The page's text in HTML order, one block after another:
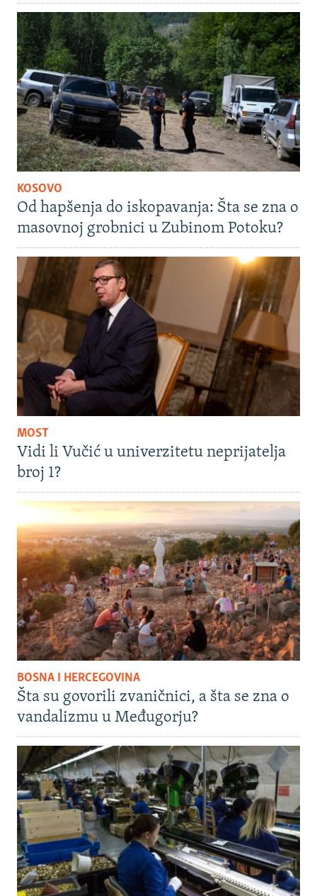
KOSOVO
Od hapšenja do iskopavanja: Šta se zna o
masovnoj grobnici u Zubinom Potoku?
MOST
Vidi li Vučić u univerzitetu neprijatelja
broj 1?
BOSNA I HERCEGOVINA
Šta su govorili zvaničnici, a šta se zna o
vandalizmu u Međugorju?